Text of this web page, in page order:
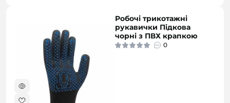
Робочі трикотажні
рукавички Підкова
чорні з ПВХ крапкою
0